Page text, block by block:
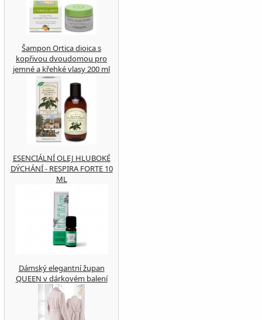
Šampon Ortica dioica s
kopřivou dvoudomou pro
jemné a křehké vlasy 200 ml
ESENCIÁLNÍ OLEJ HLUBOKÉ
DÝCHÁNÍ - RESPIRA FORTE 10
ML
Dámský elegantní župan
QUEEN v dárkovém balení